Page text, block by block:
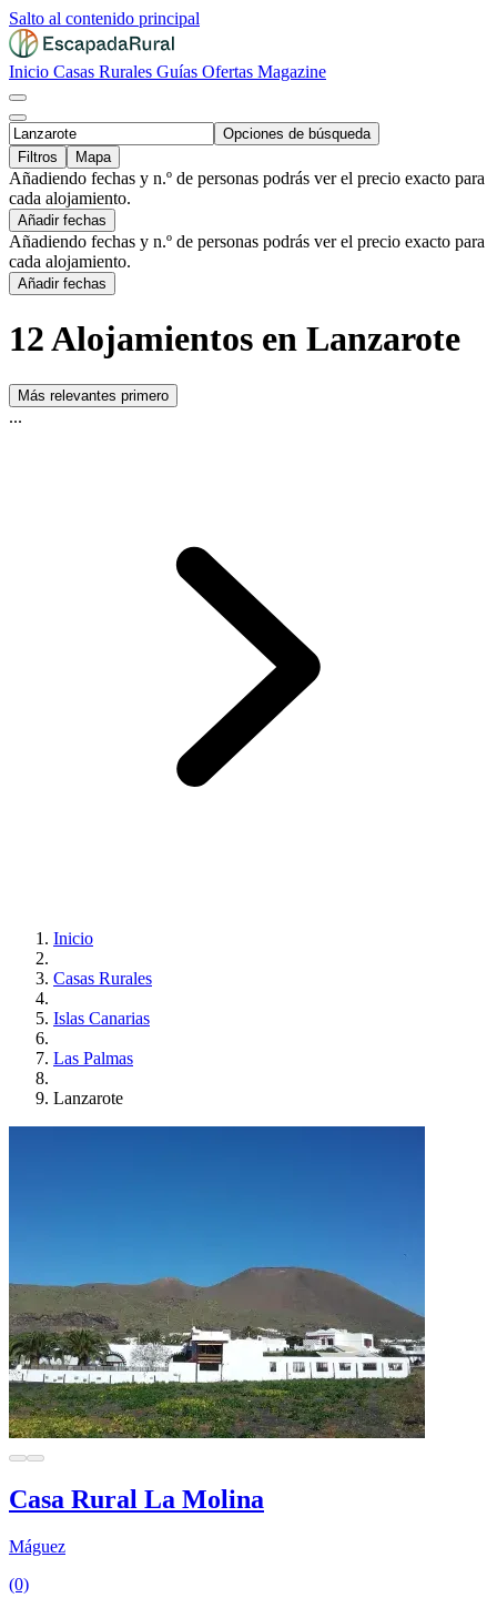
Salto al contenido principal
Inicio Casas Rurales Guías Ofertas Magazine
Opciones de búsqueda
Filtros
Mapa
Añadiendo fechas y n.º de personas podrás ver el precio exacto para
cada alojamiento.
Añadir fechas
Añadiendo fechas y n.º de personas podrás ver el precio exacto para
cada alojamiento.
Añadir fechas
12 Alojamientos en Lanzarote
Más relevantes primero
...
Inicio
Casas Rurales
Islas Canarias
Las Palmas
Lanzarote
Casa Rural La Molina
Máguez
(0)